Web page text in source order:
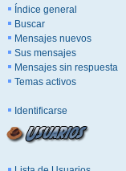
Índice general
Buscar
Mensajes nuevos
Sus mensajes
Mensajes sin respuesta
Temas activos
Identificarse